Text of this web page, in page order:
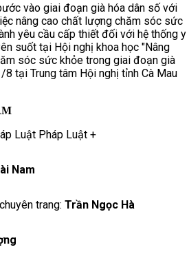
vào giai đoạn già hóa dân số với
nâng cao chất lượng chăm sóc sức
yêu cầu cấp thiết đối với hệ thống y
suốt tại Hội nghị khoa học "Nâng
sóc sức khỏe trong giai đoạn già
8 tại Trung tâm Hội nghị tỉnh Cà Mau
Luật Pháp Luật +
Nam
trang: Trần Ngọc Hà